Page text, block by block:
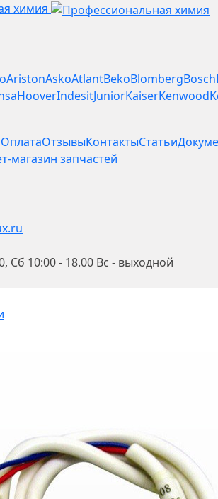
химия
AristonAskoAtlantBekoBlombergBosch
HooverIndesitJuniorKaiserKenwood
ОплатаОтзывыКонтактыСтатьи
магазин запчастей
Сб 10:00 - 18.00 Вс - выходной